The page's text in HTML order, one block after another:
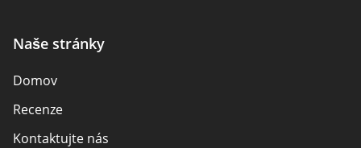
Naše stránky
Domov
Recenze
Kontaktujte nás